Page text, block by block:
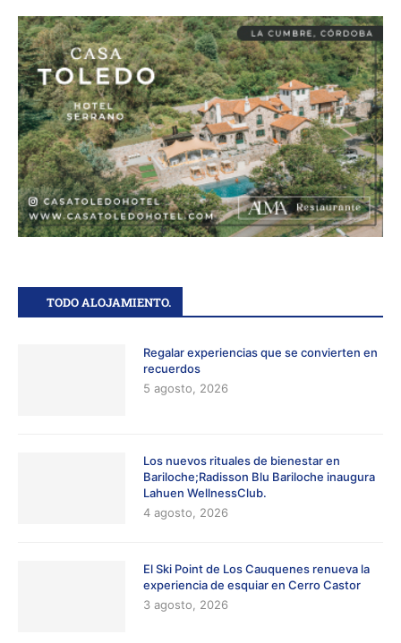
TODO ALOJAMIENTO.
Regalar experiencias que se convierten en
recuerdos
5 agosto, 2026
Los nuevos rituales de bienestar en
Bariloche;Radisson Blu Bariloche inaugura
Lahuen WellnessClub.
4 agosto, 2026
El Ski Point de Los Cauquenes renueva la
experiencia de esquiar en Cerro Castor
3 agosto, 2026